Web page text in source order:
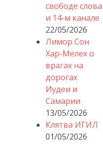
свободе слова
и 14-м канале
22/05/2026
Лимор Сон
Хар-Мелех о
врагах на
дорогах
Иудеи и
Самарии
13/05/2026
Клятва ИГИЛ
01/05/2026